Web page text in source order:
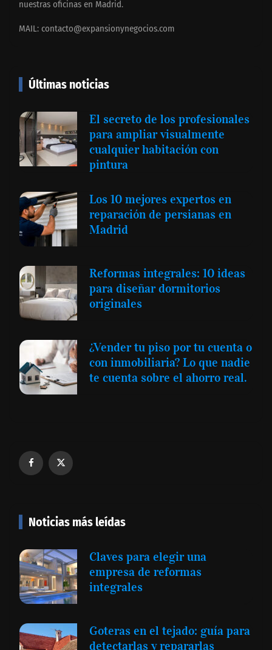
nuestras oficinas en Madrid.
MAIL: contacto@expansionynegocios.com
Últimas noticias
El secreto de los profesionales
para ampliar visualmente
cualquier habitación con
pintura
Los 10 mejores expertos en
reparación de persianas en
Madrid
Reformas integrales: 10 ideas
para diseñar dormitorios
originales
¿Vender tu piso por tu cuenta o
con inmobiliaria? Lo que nadie
te cuenta sobre el ahorro real.
Noticias más leídas
Claves para elegir una
empresa de reformas
integrales
Goteras en el tejado: guía para
detectarlas y repararlas